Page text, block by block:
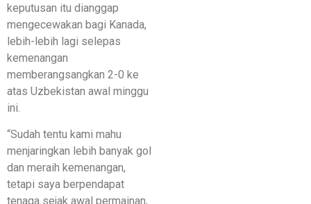
keputusan itu dianggap
mengecewakan bagi Kanada,
lebih-lebih lagi selepas
kemenangan
memberangsangkan 2-0 ke
atas Uzbekistan awal minggu
ini.
“Sudah tentu kami mahu
menjaringkan lebih banyak gol
dan meraih kemenangan,
tetapi saya berpendapat
tenaga sejak awal permainan,